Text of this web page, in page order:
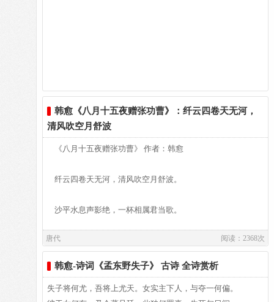
管庙的老人，似乎知道神的旨意，
凝视窥察我祭祀之意，为我鞠躬。
手里持着杯蛟，教导我如何投掷，
说此卜是最吉征兆，他人难相同。
我被驱到这南蛮荒僻，侥幸不死，
衣食刚足温饱，我甘愿至死而终。
侯王将相升官欲望，我早已断念，
惟当早富贵，岂得暂寂寞。但掷雇笑金，仍祈却老药。
--李正封
殁庙配尊斝，生堂合聲鑮。安行庇松篁，高卧枕莞蒻。
洗沐恣兰芷，割烹厌腗臄。喜颜非忸怩，达志无陨获。
诙谐酒席展，慷慨戎装著。斩马祭旄纛，炰羔礼芒屩。
山多离隐豹，野有求伸蠖。推选阅群材，荐延搜一鹗。
左右供谄誉，亲交献谀噱。名声载揄扬，权势实熏灼。
--韩愈
韩愈《八月十五夜赠张功曹》：纤云四卷天无河，
清风吹空月舒波
《八月十五夜赠张功曹》 作者：韩愈
纤云四卷天无河，清风吹空月舒波。
沙平水息声影绝，一杯相属君当歌。
君歌声酸辞且苦，不能听终泪如雨。
洞庭连天九疑高，蛟龙出没猩鼯号。
唐代 阅读：2368次
韩愈-诗词《孟东野失子》 古诗 全诗赏析
失子将何尤，吾将上尤天。女实主下人，与夺一何偏。